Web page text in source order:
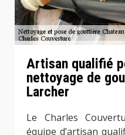
Artisan qualifié
nettoyage de
Larcher
Le Charles
équipe d’artisan